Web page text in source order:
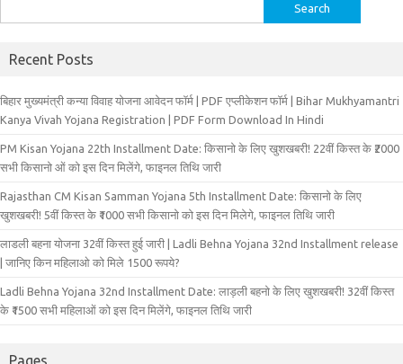
for:
Recent Posts
बिहार मुख्‍यमंत्री कन्‍या विवा‍ह योजना आवेदन फॉर्म | PDF एप्लीकेशन फॉर्म | Bihar Mukhyamantri
Kanya Vivah Yojana Registration | PDF Form Download In Hindi
PM Kisan Yojana 22th Installment Date: किसानो के लिए खुशखबरी! 22वीं किस्त के ₹2000
सभी किसानो ओं को इस दिन मिलेंगे, फाइनल तिथि जारी
Rajasthan CM Kisan Samman Yojana 5th Installment Date: किसानो के लिए
खुशखबरी! 5वीं किस्त के ₹1000 सभी किसानो को इस दिन मिलेगे, फाइनल तिथि जारी
लाडली बहना योजना 32वीं किस्त हुई जारी | Ladli Behna Yojana 32nd Installment release
| जानिए किन महिलाओ को मिले 1500 रूपये?
Ladli Behna Yojana 32nd Installment Date: लाड़ली बहनो के लिए खुशखबरी! 32वीं किस्त
के ₹1500 सभी महिलाओं को इस दिन मिलेंगे, फाइनल तिथि जारी
Pages